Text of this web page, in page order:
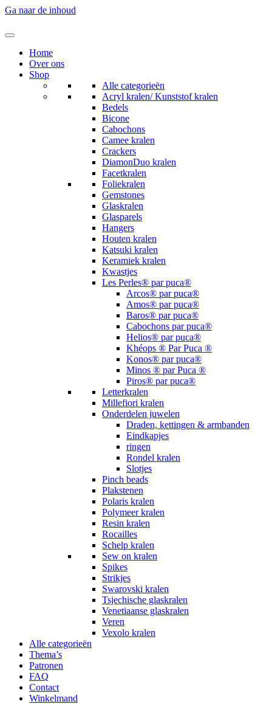
Ga naar de inhoud
Home
Over ons
Shop
Alle categorieën
Acryl kralen/ Kunststof kralen
Bedels
Bicone
Cabochons
Camee kralen
Crackers
DiamonDuo kralen
Facetkralen
Foliekralen
Gemstones
Glaskralen
Glasparels
Hangers
Houten kralen
Katsuki kralen
Keramiek kralen
Kwastjes
Les Perles® par puca®
Arcos® par puca®
Amos® par puca®
Baros® par puca®
Cabochons par puca®
Helios® par puca®
Khéops ® Par Puca ®
Konos® par puca®
Minos ® par Puca ®
Piros® par puca®
Letterkralen
Millefiori kralen
Onderdelen juwelen
Draden, kettingen & armbanden
Eindkapjes
ringen
Rondel kralen
Slotjes
Pinch beads
Plakstenen
Polaris kralen
Polymeer kralen
Resin kralen
Rocailles
Schelp kralen
Sew on kralen
Spikes
Strikjes
Swarovski kralen
Tsjechische glaskralen
Venetiaanse glaskralen
Veren
Vexolo kralen
Alle categorieën
Thema’s
Patronen
FAQ
Contact
Winkelmand